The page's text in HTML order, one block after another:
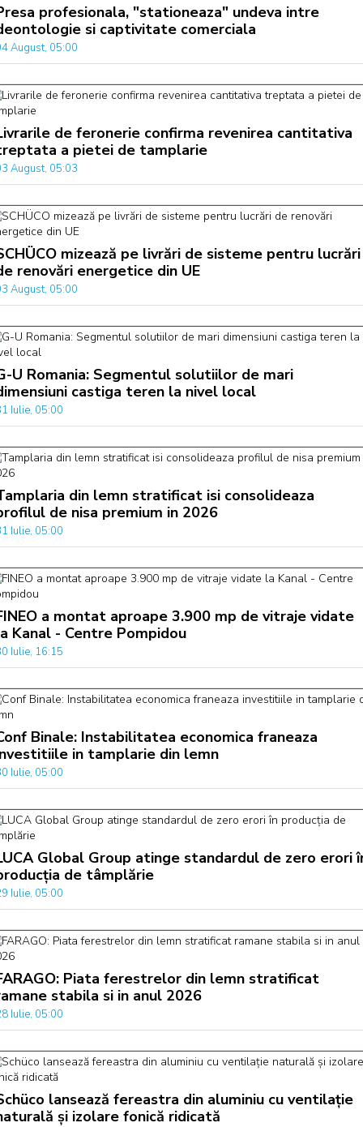
profesionala, "stationeaza" undeva intre
si captivitate comerciala
August, 05:00
de feronerie confirma revenirea cantitativa
a pietei de tamplarie
August, 05:03
mizează pe livrări de sisteme pentru lucrări
renovări energetice din UE
August, 05:00
U Romania: Segmentul solutiilor de mari
castiga teren la nivel local
Iulie, 05:00
din lemn stratificat isi consolideaza
de nisa premium in 2026
Iulie, 05:00
a montat aproape 3.900 mp de vitraje vidate
Kanal - Centre Pompidou
Iulie, 16:15
Binale: Instabilitatea economica franeaza
in tamplarie din lemn
Iulie, 05:00
Global Group atinge standardul de zero erori
de tâmplărie
Iulie, 05:00
Piata ferestrelor din lemn stratificat
stabila si in anul 2026
Iulie, 05:00
lansează fereastra din aluminiu cu ventilație
și izolare fonică ridicată